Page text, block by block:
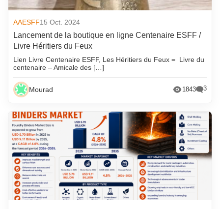
AAESFF15 Oct. 2024
Lancement de la boutique en ligne Centenaire ESFF /
Livre Héritiers du Feux
Lien Livre Centenaire ESFF, Les Héritiers du Feux = Livre du
centenaire – Amicale des […]
Mourad 1843 3